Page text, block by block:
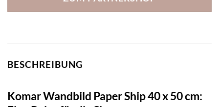
BESCHREIBUNG
Komar Wandbild Paper Ship 40 x 50 cm: